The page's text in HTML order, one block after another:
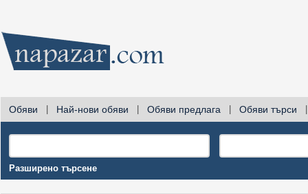
Обяви Най-нови обяви Обяви предлага Обяви търси
Разширено търсене